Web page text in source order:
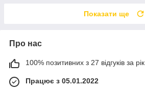
Показати ще
Про нас
100% позитивних з 27 відгуків за рік
Працює з 05.01.2022